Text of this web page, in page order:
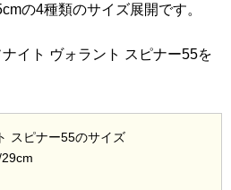
の4種類のサイズ展開です。
イト ヴォラント スピナー55を
スピナー55のサイズ